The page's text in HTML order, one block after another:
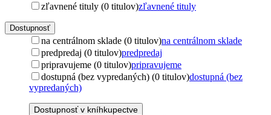
zľavnené tituly (0 titulov)zľavnené tituly
Dostupnosť
na centrálnom sklade (0 titulov)na centrálnom sklade
predpredaj (0 titulov)predpredaj
pripravujeme (0 titulov)pripravujeme
dostupná (bez vypredaných) (0 titulov)dostupná (bez
vypredaných)
Dostupnosť v kníhkupectve